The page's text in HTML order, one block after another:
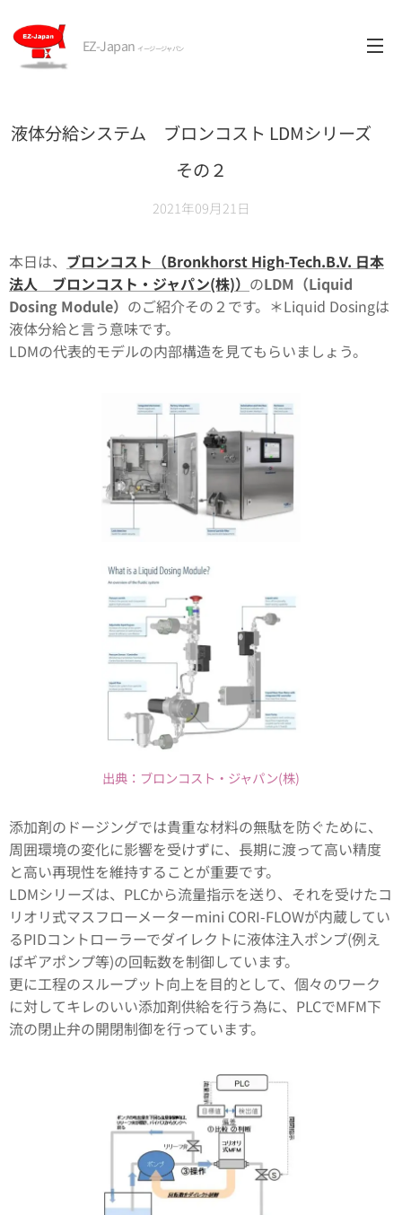
EZ-Japan イージージャパン
液体分給システム ブロンコスト LDMシリーズ
その２
2021年09月21日
本日は、 ブロンコスト（Bronkhorst High-Tech.B.V. 日本
法人 ブロンコスト・ジャパン(株)） のLDM（Liquid
Dosing Module） のご紹介その２です。＊Liquid Dosingは
液体分給と言う意味です。
LDMの代表的モデルの内部構造を見てもらいましょう。
出典：ブロンコスト・ジャパン(株)
添加剤のドージングでは貴重な材料の無駄を防ぐために、
周囲環境の変化に影響を受けずに、長期に渡って高い精度
と高い再現性を維持することが重要です。
LDMシリーズは、PLCから流量指示を送り、それを受けたコ
リオリ式マスフローメーターmini CORI-FLOWが内蔵してい
るPIDコントローラーでダイレクトに液体注入ポンプ(例え
ばギアポンプ等)の回転数を制御しています。
更に工程のスループット向上を目的として、個々のワーク
に対してキレのいい添加剤供給を行う為に、PLCでMFM下
流の閉止弁の開閉制御を行っています。